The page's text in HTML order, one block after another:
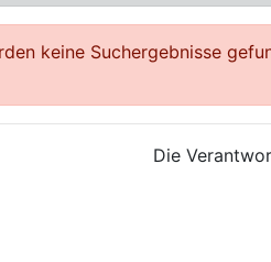
keine Suchergebnisse
Die